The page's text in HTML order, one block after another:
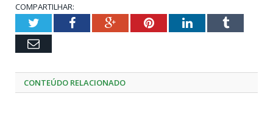
COMPARTILHAR:
TwitterFacebookGoogle+PinterestLinkedInTumblr
Email
CONTEÚDO RELACIONADO